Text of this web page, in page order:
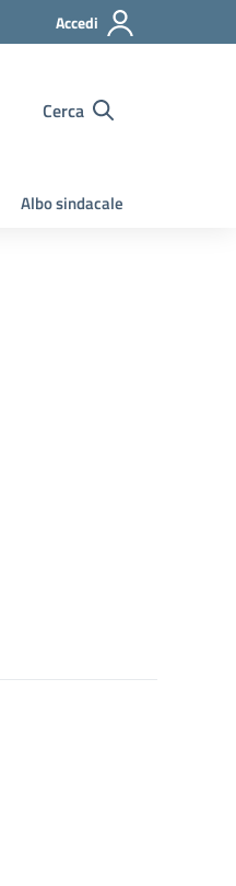
Accedi
Cerca
Albo sindacale